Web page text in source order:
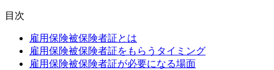
目次
雇用保険被保険者証とは
雇用保険被保険者証をもらうタイミング
雇用保険被保険者証が必要になる場面